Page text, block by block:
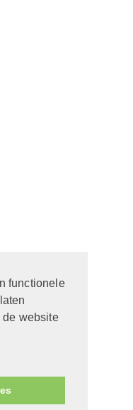
functionele
de website